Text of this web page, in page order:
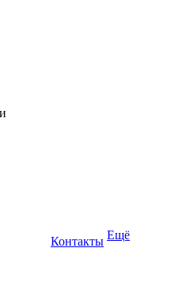
Контакты Ещё